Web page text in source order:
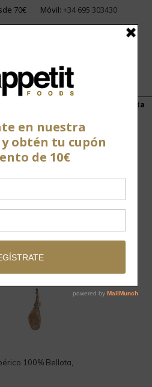
70€ Móvil: +34 695 303430
Jamón 100% ibérico Bellota
100% Bellota